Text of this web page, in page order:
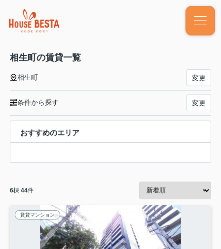
相生町の賃貸一覧
相生町 変更
条件から探す 変更
おすすめのエリア
6棟 44件
賃貸マンション